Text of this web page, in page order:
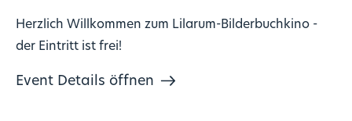
Herzlich Willkommen zum Lilarum-Bilderbuchkino -
der Eintritt ist frei!
Event Details öffnen